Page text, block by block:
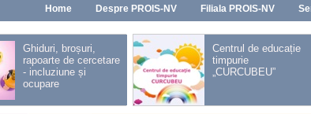
Home Despre PROIS-NV Filiala PROIS-NV
Ghiduri, broșuri,
rapoarte de cercetare
- incluziune și
ocupare
Centrul de educație
timpurie
„CURCUBEU”